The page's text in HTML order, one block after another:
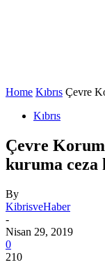
Home Kıbrıs Çevre
Kıbrıs
Çevre
kuruma ceza
By
KibrisveHaber
-
Nisan 29, 2019
0
210